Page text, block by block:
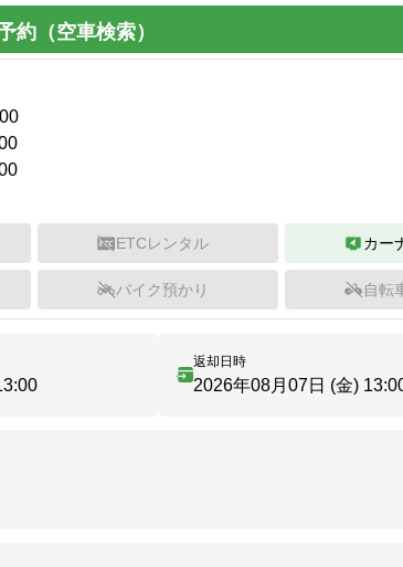
約（空車検索）
ETCレンタル カー
バイク預かり 自転
返却日時
2026年08月07日 (金)